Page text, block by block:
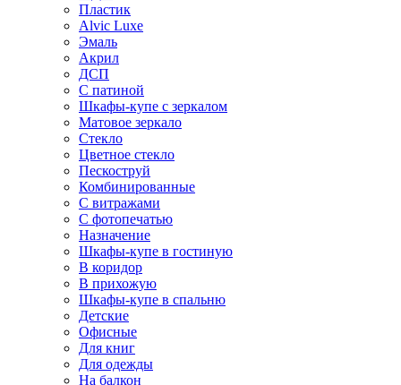
Пластик
Alvic Luxe
Эмаль
Акрил
ДСП
С патиной
Шкафы-купе с зеркалом
Матовое зеркало
Стекло
Цветное стекло
Пескоструй
Комбинированные
С витражами
С фотопечатью
Назначение
Шкафы-купе в гостиную
В коридор
В прихожую
Шкафы-купе в спальню
Детские
Офисные
Для книг
Для одежды
На балкон